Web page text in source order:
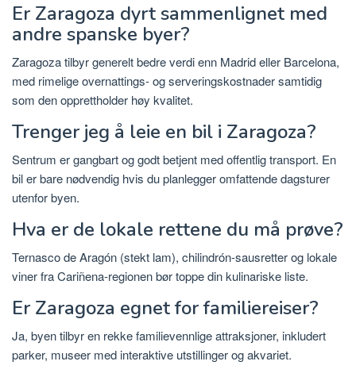
Er Zaragoza dyrt sammenlignet med
andre spanske byer?
Zaragoza tilbyr generelt bedre verdi enn Madrid eller Barcelona, ​​
med rimelige overnattings- og serveringskostnader samtidig
som den opprettholder høy kvalitet.
Trenger jeg å leie en bil i Zaragoza?
Sentrum er gangbart og godt betjent med offentlig transport. En
bil er bare nødvendig hvis du planlegger omfattende dagsturer
utenfor byen.
Hva er de lokale rettene du må prøve?
Ternasco de Aragón (stekt lam), chilindrón-sausretter og lokale
viner fra Cariñena-regionen bør toppe din kulinariske liste.
Er Zaragoza egnet for familiereiser?
Ja, byen tilbyr en rekke familievennlige attraksjoner, inkludert
parker, museer med interaktive utstillinger og akvariet.